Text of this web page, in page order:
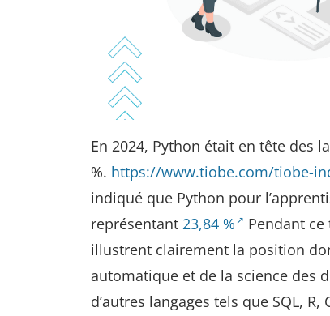
En 2024, Python était en tête des
%. https://www.tiobe.com/tiobe-
indiqué que Python pour
représentant 23,84 %
Pendant ce
illustrent clairement la position
automatique et de la science des
d’autres langages tels que SQL, R,